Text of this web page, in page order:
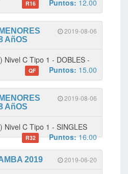
R16 Puntos: 12.00
2019-08-06
AñOS
Nivel C Tipo 1 - DOBLES -
QF Puntos: 15.00
2019-08-06
AñOS
Nivel C Tipo 1 - SINGLES
R32 Puntos:16.00
2019-06-20
2019